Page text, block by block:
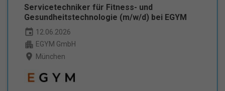
Servicetechniker für Fitness- und
Gesundheitstechnologie (m/w/d) bei EGYM
event 12.06.2026
apartment EGYM GmbH
place München